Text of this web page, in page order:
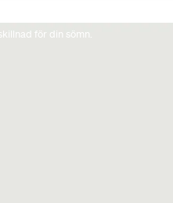
för din sömn.